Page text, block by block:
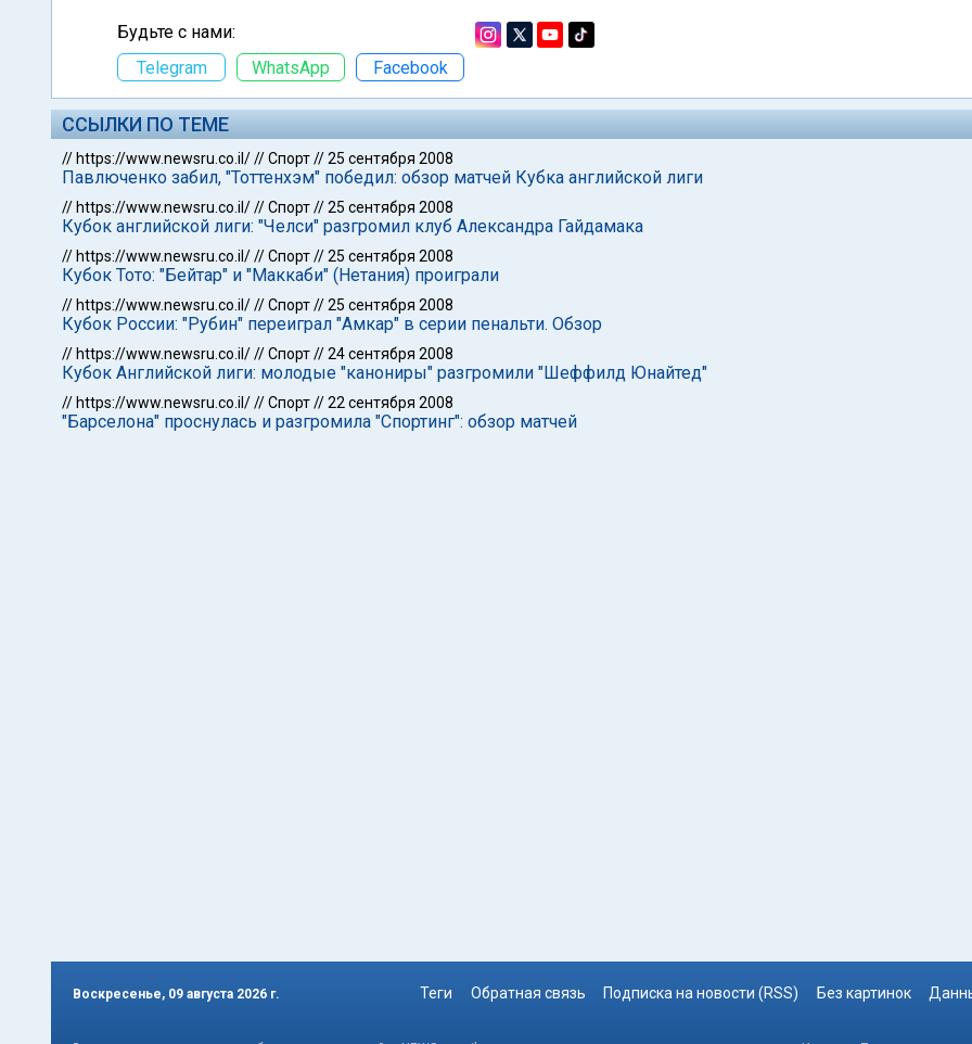
Будьте с нами:
Telegram
WhatsApp Facebook
ССЫЛКИ ПО ТЕМЕ
// https://www.newsru.co.il///Спорт//25 сентября 2008
Павлюченко забил, "Тоттенхэм" победил: обзор матчей Кубка английской лиги
// https://www.newsru.co.il///Спорт//25 сентября 2008
Кубок английской лиги: "Челси" разгромил клуб Александра Гайдамака
// https://www.newsru.co.il///Спорт//25 сентября 2008
Кубок Тото: "Бейтар" и "Маккаби" (Нетания) проиграли
// https://www.newsru.co.il///Спорт//25 сентября 2008
Кубок России: "Рубин" переиграл "Амкар" в серии пенальти. Обзор
// https://www.newsru.co.il///Спорт//24 сентября 2008
Кубок Английской лиги: молодые "канониры" разгромили "Шеффилд Юнайтед"
// https://www.newsru.co.il///Спорт//22 сентября 2008
"Барселона" проснулась и разгромила "Спортинг": обзор матчей
Воскресенье, 09 августа 2026 г. Теги Обратная связь Подписка на новости (RSS) Без картинок